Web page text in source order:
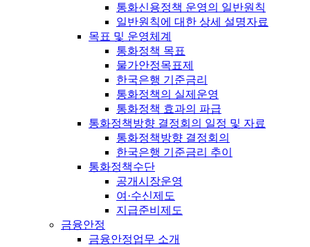
통화신용정책 운영의 일반원칙
일반원칙에 대한 상세 설명자료
목표 및 운영체계
통화정책 목표
물가안정목표제
한국은행 기준금리
통화정책의 실제운영
통화정책 효과의 파급
통화정책방향 결정회의 일정 및 자료
통화정책방향 결정회의
한국은행 기준금리 추이
통화정책수단
공개시장운영
여·수신제도
지급준비제도
금융안정
금융안정업무 소개